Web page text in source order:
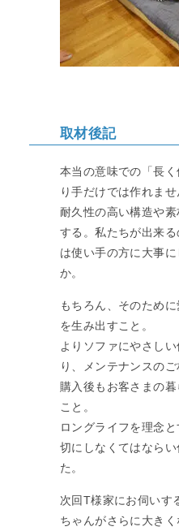
取材後記
本当の意味での「長
り手だけでは作れませ
耐久性の高い構造や
する。私たちが出来
は使い手の方に大事
か。
もちろん、そのため
を生み出すこと。
よりソファにやさし
り、メンテナンスの
購入後もお客さまの
こと。
ロングライフを理念
切にしなくてはなら
た。
次回T様家にお伺いす
ちゃんがさらに大き